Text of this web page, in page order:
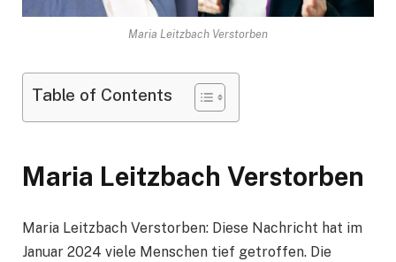
Maria Leitzbach Verstorben
Table of Contents
Maria Leitzbach Verstorben
Maria Leitzbach Verstorben: Diese Nachricht hat im
Januar 2024 viele Menschen tief getroffen. Die